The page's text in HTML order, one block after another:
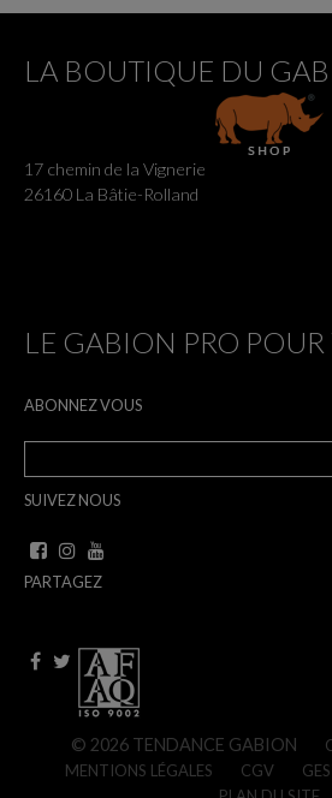
LA BOUTIQUE DU
17 chemin de la Vignerie
26160 La Bâtie-Rolland
LE GABION PRO POUR
ABONNEZ VOUS
SUIVEZ NOUS
PARTAGEZ
© 2026 TENDANCE GABION
MENTIONS LÉGALES
CGV